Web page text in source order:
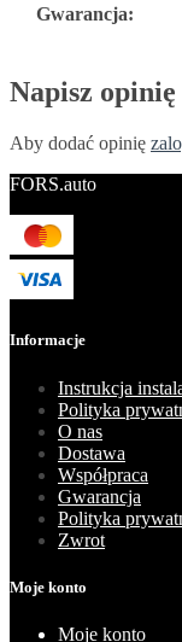
Gwarancja:
Napisz opinię
Aby dodać opinię
FORS.auto
Informacje
Instrukcja
Polityka
O nas
Dostawa
Współpraca
Gwarancja
Polityka
Zwrot
Moje konto
Moje konto